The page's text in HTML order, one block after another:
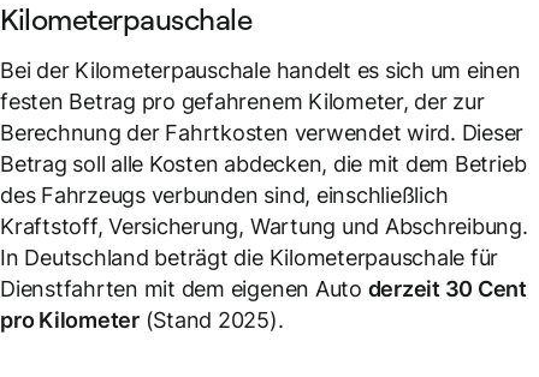
Kilometerpauschale
Bei der Kilometerpauschale handelt es sich um einen
festen Betrag pro gefahrenem Kilometer, der zur
Berechnung der Fahrtkosten verwendet wird. Dieser
Betrag soll alle Kosten abdecken, die mit dem Betrieb
des Fahrzeugs verbunden sind, einschließlich
Kraftstoff, Versicherung, Wartung und Abschreibung.
In Deutschland beträgt die Kilometerpauschale für
Dienstfahrten mit dem eigenen Auto derzeit 30 Cent
pro Kilometer(Stand 2025).